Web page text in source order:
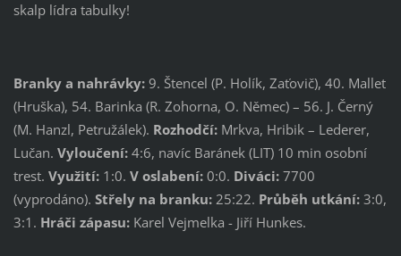
skalp lídra tabulky!
Branky a nahrávky:9. Štencel (P. Holík, Zaťovič), 40. Mallet
(Hruška), 54. Barinka (R. Zohorna, O. Němec) – 56. J. Černý
(M. Hanzl, Petružálek). Rozhodčí:Mrkva, Hribik – Lederer,
Lučan. Vyloučení:4:6, navíc Baránek (LIT) 10 min osobní
trest. Využití:1:0. V oslabení:0:0. Diváci:7700
(vyprodáno). Střely na branku:25:22. Průběh utkání:3:0,
3:1. Hráči zápasu:Karel Vejmelka - Jiří Hunkes.